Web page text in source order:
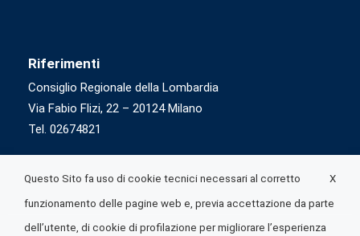
Riferimenti
Consiglio Regionale della Lombardia
Via Fabio Flizi, 22 – 20124 Milano
Tel. 02674821
X
Questo Sito fa uso di cookie tecnici necessari al corretto
funzionamento delle pagine web e, previa accettazione da parte
dell’utente, di cookie di profilazione per migliorare l’esperienza